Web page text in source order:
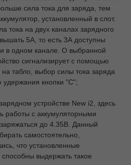
сила тока для заряда, тем
установленный в слот.
тока на двух каналах зарядного
5А, то есть 3А доступны
в одном канале. О выбранной
сигнализирует с помощью
табло, выбор силы тока заряда
кнопки "С";
устройстве New i2, здесь
работы с аккумуляторными
до 4.35В. Данный
самостоятельно,
что установленные
выдержать такое